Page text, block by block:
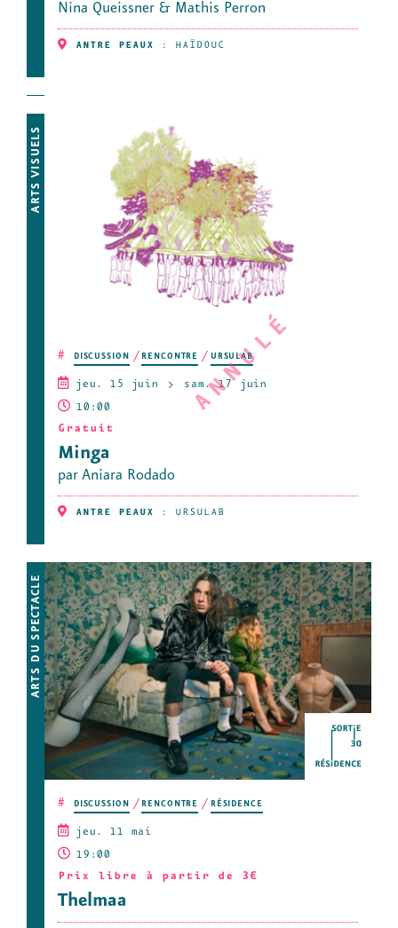
Nina Queissner & Mathis Perron
ANTRE PEAUX : HAÏDOUC
ATELIERS
ARTS VISUELS
ANNULÉ
# DISCUSSION RENCONTRE URSULAB
jeu. 15 juin sam. 17 juin
10:00
Gratuit
Minga
par Aniara Rodado
ANTRE PEAUX : URSULAB
ARTS DU SPECTACLE
# DISCUSSION RENCONTRE RÉSIDENCE
jeu. 11 mai
19:00
Prix libre à partir de 3€
Thelmaa